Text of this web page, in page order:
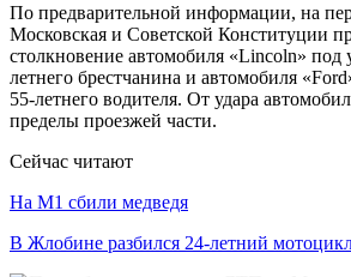
По предварительной информации, на
Московская и Советской Конституции
столкновение автомобиля «Lincoln» под
летнего брестчанина и автомобиля
55-летнего водителя. От удара
пределы проезжей части.
Сейчас читают
На М1 сбили медведя
В Жлобине разбился 24-летний